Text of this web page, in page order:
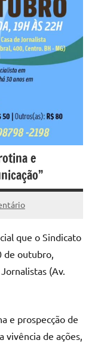
e
que o Sindicato
de outubro,
(Av.
e prospecção de
vivência de ações,